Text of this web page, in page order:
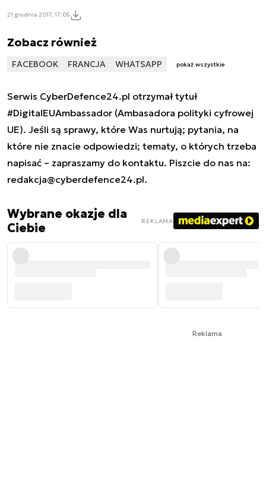
21 grudnia 2017, 17:05
Zobacz również
FACEBOOK FRANCJA WHATSAPP pokaż wszystkie
Serwis CyberDefence24.pl otrzymał tytuł
#DigitalEUAmbassador (Ambasadora polityki cyfrowej
UE). Jeśli są sprawy, które Was nurtują; pytania, na
które nie znacie odpowiedzi; tematy, o których trzeba
napisać – zapraszamy do kontaktu. Piszcie do nas na:
redakcja@cyberdefence24.pl.
Wybrane okazje dla
Ciebie
REKLAMA
Reklama